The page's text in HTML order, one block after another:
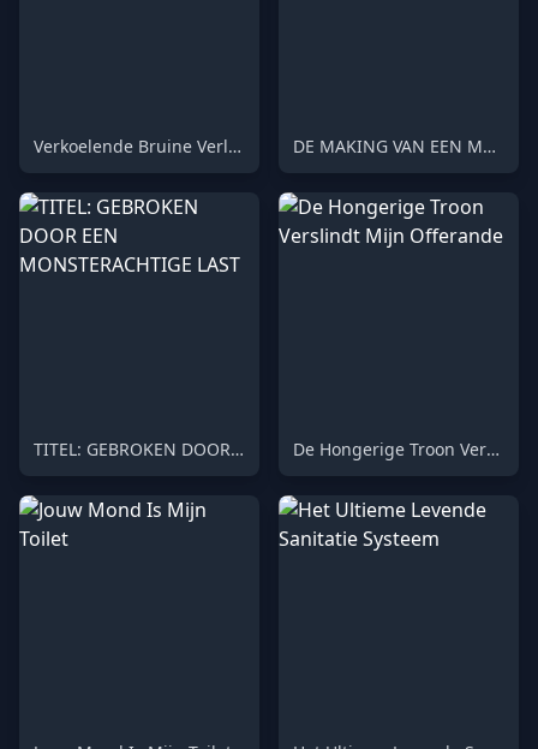
Verkoelende Bruine Verlichting op een Zinderende Dag DE MAKING VAN EEN MENSELIJK TOILET
TITEL: GEBROKEN DOOR EEN MONSTERACHTIGE LAST De Hongerige Troon Verslindt Mijn Offerande